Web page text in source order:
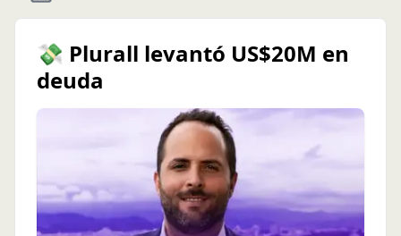
💸 Plurall levantó US$20M en
deuda